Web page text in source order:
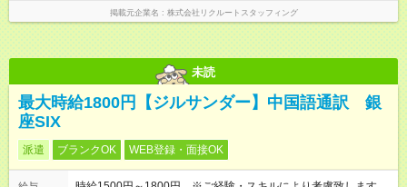
掲載元企業名 株式会社リクルートスタッフィング
未読
最大時給1800円【ジルサンダー】中国語通訳 銀
座SIX
派遣 ブランクOK WEB登録・面接OK